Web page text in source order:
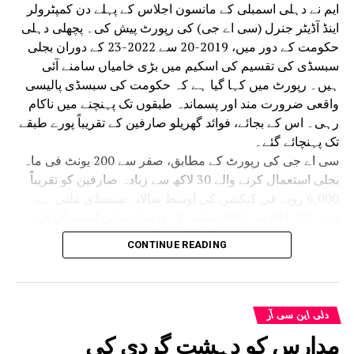
ایم نے دہلی اسمبلی کے مانسون اجلاس کے پہلے دن کمپٹرولر
اینڈ آڈیٹر جنرل (سی اے جی) کی رپورٹ پیش کی۔ پچھلی دہلی
حکومت کے دور میں، 2019-20 سے 2022-23 کے دوران بجلی
سبسڈی کی تقسیم کی اسکیم میں بڑی خامیاں سامنے آئی
ہیں۔ رپورٹ میں کہا گیا ہے کہ حکومت کی سبسڈی پالیسی
واقعی ضرورت مند اور پسماندہ طبقوں تک پہنچنے میں ناکام
رہی۔ اس کے بجائے، فوائد گھریلو صارفین کے تقریباً پورے طبقے
تک پہنچائے گئے۔
سی اے جی کی رپورٹ کے مطابق، صفر سے 200 یونٹ فی ماہ
بجلی استعمال کرنے والے 30 لاکھ سے زیادہ صارفین کو تقریباً
والے تقریباً 16.60 لاکھ صارفین کو فی کنکشن10,000 سے زیادہ
کی اوسط سبسڈی ملتی ہے، جو پچھلے زمرے کے مقابلے میں
ہونے کے باوجود بہت سے صارفین نے سبسڈی حاصل کی۔
2019 اور 2023 کے درمیان ان غیر فعال گھریلو رابطوں کو کل
42.26 کروڑ روپے کی سبسڈی فراہم کی گئی۔
CONTINUE READING
دلی این سی آر
مدارس کو دہشت گردی کی